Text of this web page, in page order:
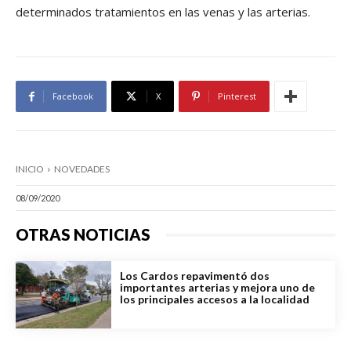
determinados tratamientos en las venas y las arterias.
Facebook X Pinterest
INICIO NOVEDADES
08/09/2020
OTRAS NOTICIAS
Los Cardos repavimentó dos
importantes arterias y mejora uno de
los principales accesos a la localidad